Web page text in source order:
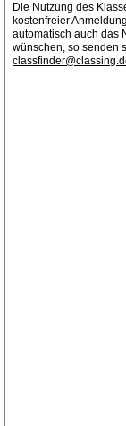
Die Nutzung des
kostenfreier
automatisch auch das
wünschen, so senden